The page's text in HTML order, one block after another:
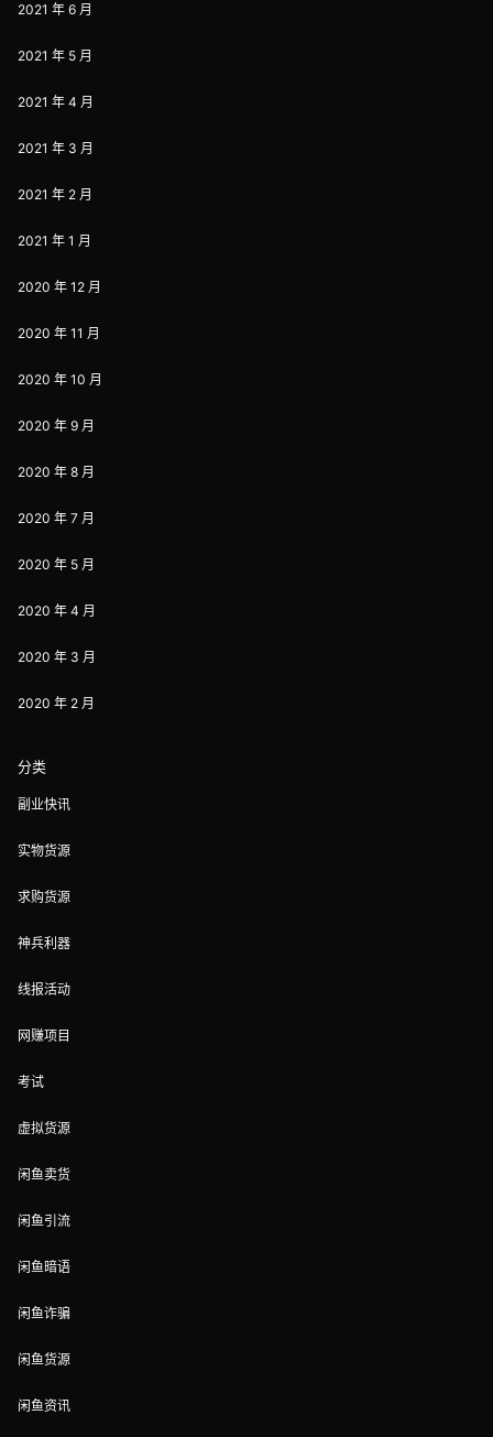
2021 年 6 月
2021 年 5 月
2021 年 4 月
2021 年 3 月
2021 年 2 月
2021 年 1 月
2020 年 12 月
2020 年 11 月
2020 年 10 月
2020 年 9 月
2020 年 8 月
2020 年 7 月
2020 年 5 月
2020 年 4 月
2020 年 3 月
2020 年 2 月
分类
副业快讯
实物货源
求购货源
神兵利器
线报活动
网赚项目
考试
虚拟货源
闲鱼卖货
闲鱼引流
闲鱼暗语
闲鱼诈骗
闲鱼货源
闲鱼资讯